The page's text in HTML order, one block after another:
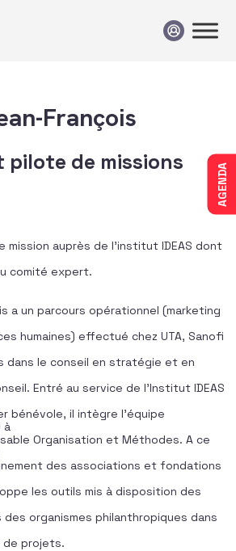
AGENDA
François
pilote de missions
auprès de l’institut IDEAS dont
comité expert.
a un parcours opérationnel (marketing
humaines) effectué chez UTA, Sanofi
dans le conseil en stratégie et en
Entré au service de l’Institut IDEAS
bénévole, il intègre l’équipe
à
Organisation et Méthodes. A ce
des associations et fondations
les outils mis à disposition des
organismes philanthropiques dans
de projets.